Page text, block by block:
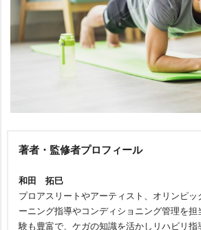
著者・監修者プロフィール
和田 拓巳
プロアスリートやアーティスト、オリンピ
ーニング指導やコンディショニング管理を
験も豊富で、ケガの知識を活かしリハビリ